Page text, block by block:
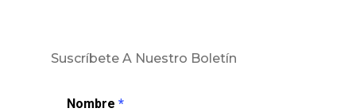
Suscríbete A Nuestro Boletín
Nombre *